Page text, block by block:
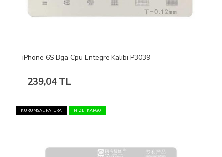
iPhone 6S Bga Cpu Entegre Kalıbı P3039
239,04 TL
KURUMSAL FATURA HIZLI KARGO